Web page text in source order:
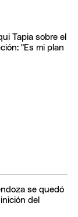
Tapia sobre el
"Es mi plan
se quedó
del